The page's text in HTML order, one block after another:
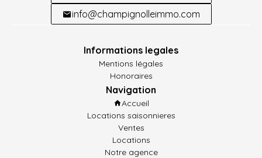
info@champignolleimmo.com
Informations legales
Mentions légales
Honoraires
Navigation
Accueil
Locations saisonnieres
Ventes
Locations
Notre agence